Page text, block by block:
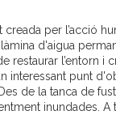
per l’acció
d'aigua
restaurar l’entorn i
interessant punt
de la tanca de
inundades. A